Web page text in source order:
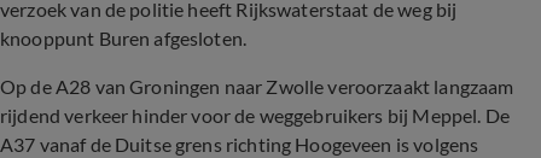
verzoek van de politie heeft Rijkswaterstaat de weg bij
knooppunt Buren afgesloten.
Op de A28 van Groningen naar Zwolle veroorzaakt langzaam
rijdend verkeer hinder voor de weggebruikers bij Meppel. De
A37 vanaf de Duitse grens richting Hoogeveen is volgens